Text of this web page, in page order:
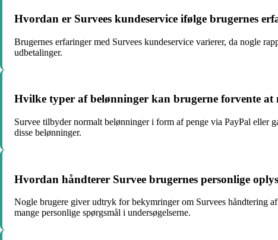
Hvordan er Survees kundeservice ifølge brugernes
Brugernes erfaringer med Survees kundeservice varierer, da nogle
udbetalinger.
Hvilke typer af belønninger kan brugerne forvente at
Survee tilbyder normalt belønninger i form af penge via PayPal eller
disse belønninger.
Hvordan håndterer Survee brugernes personlige
Nogle brugere giver udtryk for bekymringer om Survees håndtering
mange personlige spørgsmål i undersøgelserne.